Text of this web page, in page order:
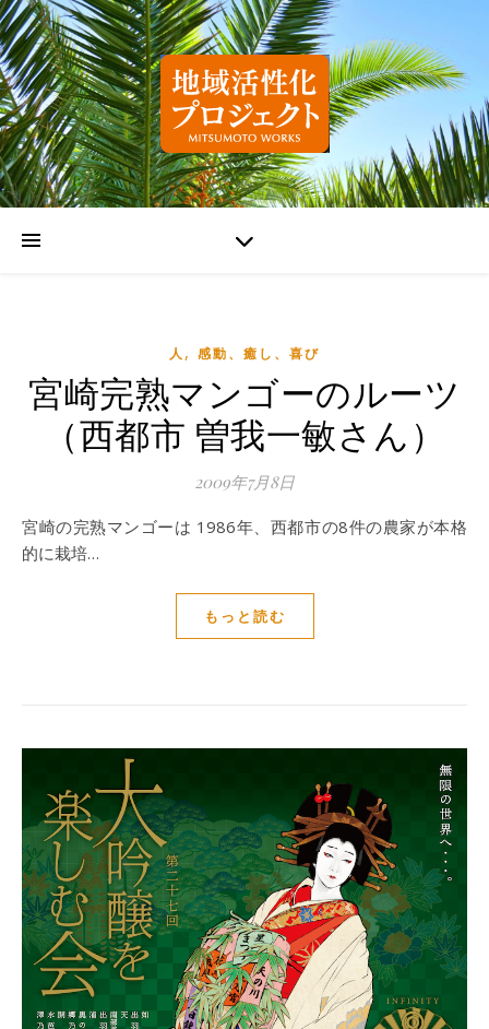
人 , 感動、癒し、喜び
宮崎完熟マンゴーのルーツ
（西都市 曽我一敏さん）
2009年7月8日
宮崎の完熟マンゴーは 1986年、西都市の8件の農家が本格
的に栽培…
もっと読む